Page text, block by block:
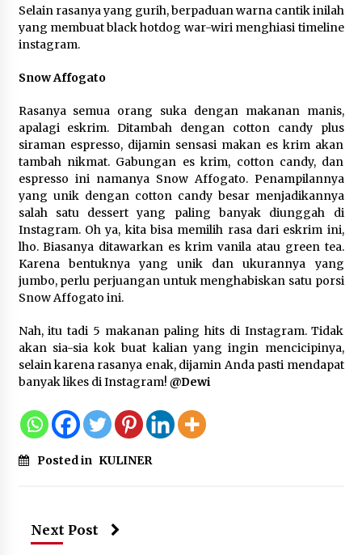
Selain rasanya yang gurih, berpaduan warna cantik inilah
yang membuat black hotdog war-wiri menghiasi timeline
instagram.
Snow Affogato
Rasanya semua orang suka dengan makanan manis,
apalagi eskrim. Ditambah dengan cotton candy plus
siraman espresso, dijamin sensasi makan es krim akan
tambah nikmat. Gabungan es krim, cotton candy, dan
espresso ini namanya Snow Affogato. Penampilannya
yang unik dengan cotton candy besar menjadikannya
salah satu dessert yang paling banyak diunggah di
Instagram. Oh ya, kita bisa memilih rasa dari eskrim ini,
lho. Biasanya ditawarkan es krim vanila atau green tea.
Karena bentuknya yang unik dan ukurannya yang
jumbo, perlu perjuangan untuk menghabiskan satu porsi
Snow Affogato ini.
Nah, itu tadi 5 makanan paling hits di Instagram. Tidak
akan sia-sia kok buat kalian yang ingin mencicipinya,
selain karena rasanya enak, dijamin Anda pasti mendapat
banyak likes di Instagram! @Dewi
Posted in KULINER
Next Post